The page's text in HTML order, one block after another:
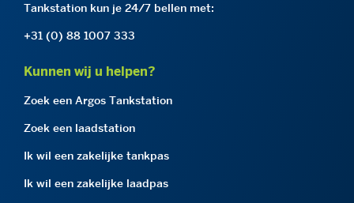
Tankstation kun je 24/7 bellen met:
+31 (0) 88 1007 333
Kunnen wij u helpen?
Zoek een Argos Tankstation
Zoek een laadstation
Ik wil een zakelijke tankpas
Ik wil een zakelijke laadpas